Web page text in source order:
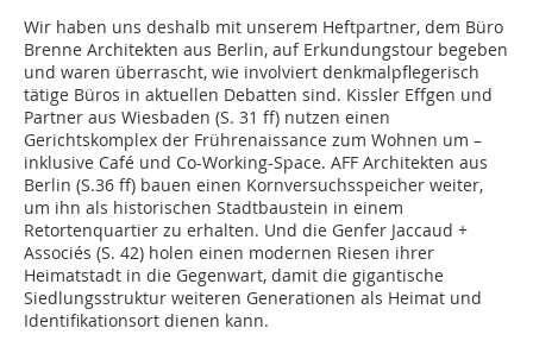
Wir haben uns deshalb mit unserem Heftpartner, dem Büro
Brenne Architekten aus Berlin, auf Erkundungstour begeben
und waren überrascht, wie involviert denkmalpflegerisch
tätige Büros in aktuellen Debatten sind. Kissler Effgen und
Partner aus Wiesbaden (S. 31 ff) nutzen einen
Gerichtskomplex der Frührenaissance zum Wohnen um –
inklusive Café und Co-Working-Space. AFF Architekten aus
Berlin (S.36 ff) bauen einen Kornversuchsspeicher weiter,
um ihn als historischen Stadtbaustein in einem
Retortenquartier zu erhalten. Und die Genfer Jaccaud +
Associés (S. 42) holen einen modernen Riesen ihrer
Heimatstadt in die Gegenwart, damit die gigantische
Siedlungsstruktur weiteren Generationen als Heimat und
Identifikationsort dienen kann.